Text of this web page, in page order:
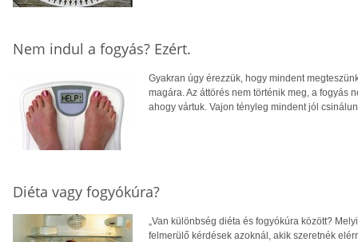
Nem indul a fogyás? Ezért.
Gyakran úgy érezzük, hogy mindent
magára. Az áttörés nem történik meg, a fogyás
ahogy vártuk. Vajon tényleg mindent jól
Diéta vagy fogyókúra?
„Van különbség diéta és fogyókúra között?
felmerülő kérdések azoknál, akik szeretnék